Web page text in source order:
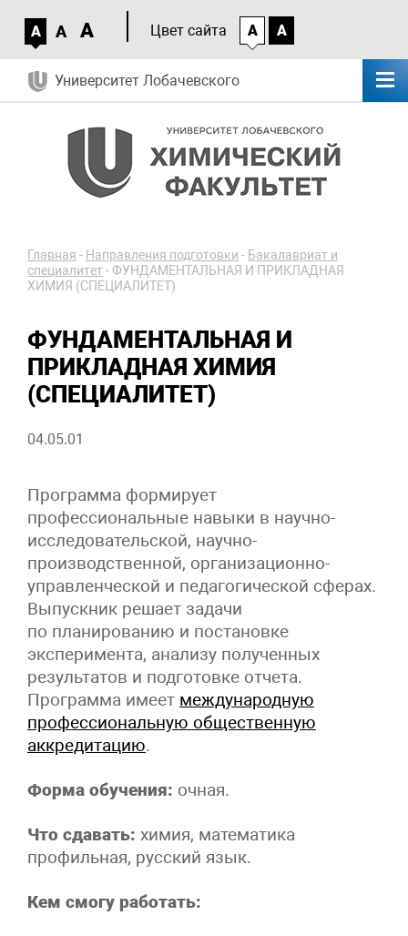
A A A Цвет сайта A A
Университет Лобачевского
Главная - Направления подготовки - Бакалавриат и
специалитет-ФУНДАМЕНТАЛЬНАЯ И ПРИКЛАДНАЯ
ХИМИЯ (СПЕЦИАЛИТЕТ)
ФУНДАМЕНТАЛЬНАЯ И
ПРИКЛАДНАЯ ХИМИЯ
(СПЕЦИАЛИТЕТ)
04.05.01
Программа формирует
профессиональные навыки в научно-
исследовательской, научно-
производственной, организационно-
управленческой и педагогической сферах.
Выпускник решает задачи
по планированию и постановке
эксперимента, анализу полученных
результатов и подготовке отчета.
Программа имеет международную
профессиональную общественную
аккредитацию.
Форма обучения: очная.
Что сдавать: химия, математика
профильная, русский язык.
Кем смогу работать: